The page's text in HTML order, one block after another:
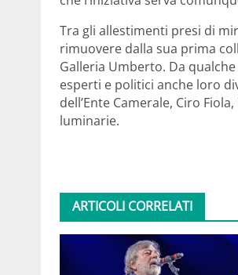
Tra gli allestimenti presi di
rimuovere dalla sua prima
Galleria Umberto. Da
esperti e politici anche loro
dell’Ente Camerale, Ciro
luminarie.
ARTICOLI CORRELATI